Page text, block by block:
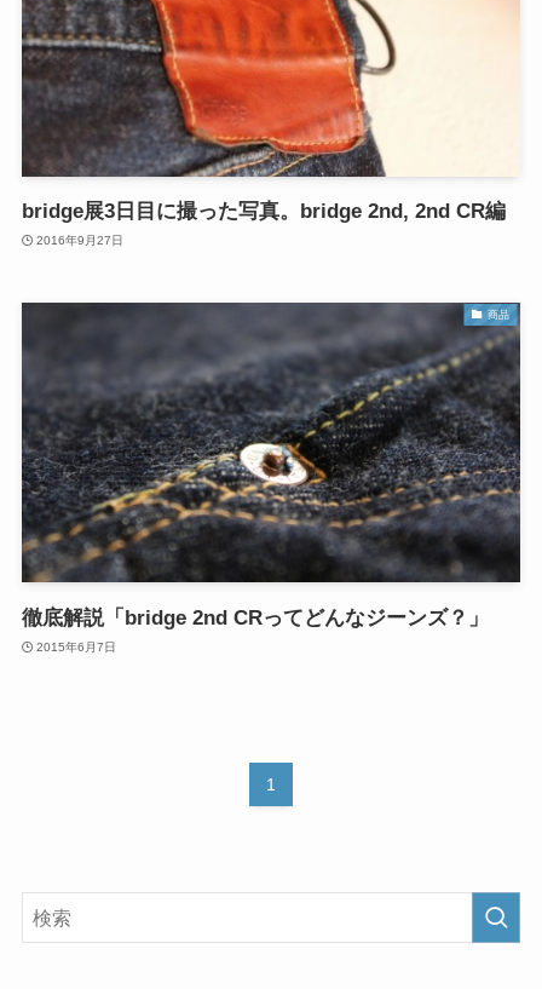
bridge展3日目に撮った写真。bridge 2nd, 2nd CR編
2016年9月27日
商品
徹底解説「bridge 2nd CRってどんなジーンズ？」
2015年6月7日
1